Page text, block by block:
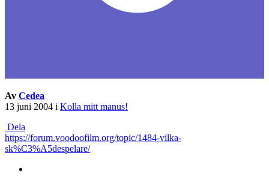
Av Cedea
13 juni 2004 i Kolla mitt manus!
Dela
https://forum.voodoofilm.org/topic/1484-vilka-
sk%C3%A5despelare/